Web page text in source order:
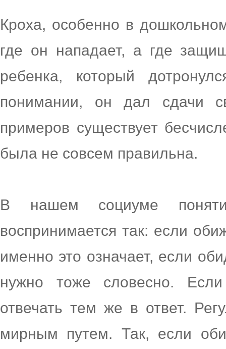
Кроха, особенно в
где он нападает, а где
ребенка, который
понимании, он дал сдачи
примеров существует
была не совсем правильна.
В нашем социуме
воспринимается так: если
именно это означает, если
нужно тоже словесно.
отвечать тем же в ответ.
мирным путем. Так, если